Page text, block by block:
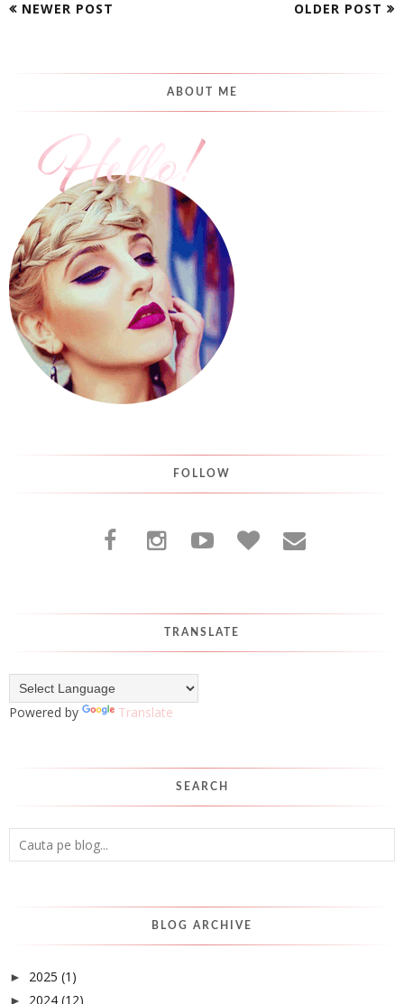
NEWER POST
OLDER POST
ABOUT ME
FOLLOW
TRANSLATE
Powered by Translate
SEARCH
BLOG ARCHIVE
► 2025 (1)
► 2024 (12)